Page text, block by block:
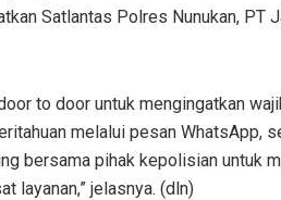
Satlantas Polres Nunukan, PT
to door untuk mengingatkan
melalui pesan WhatsApp,
bersama pihak kepolisian untuk
layanan,” jelasnya. (dln)